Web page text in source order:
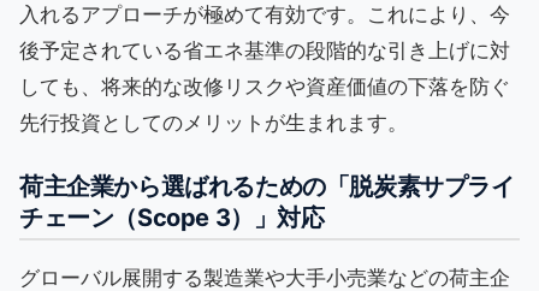
入れるアプローチが極めて有効です。これにより、今
後予定されている省エネ基準の段階的な引き上げに対
しても、将来的な改修リスクや資産価値の下落を防ぐ
先行投資としてのメリットが生まれます。
荷主企業から選ばれるための「脱炭素サプライ
チェーン（Scope 3）」対応
グローバル展開する製造業や大手小売業などの荷主企